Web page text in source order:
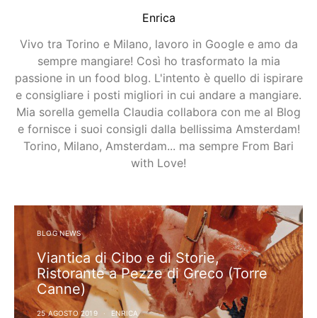
Enrica
Vivo tra Torino e Milano, lavoro in Google e amo da
sempre mangiare! Così ho trasformato la mia
passione in un food blog. L'intento è quello di ispirare
e consigliare i posti migliori in cui andare a mangiare.
Mia sorella gemella Claudia collabora con me al Blog
e fornisce i suoi consigli dalla bellissima Amsterdam!
Torino, Milano, Amsterdam... ma sempre From Bari
with Love!
BLOG NEWS
Viantica di Cibo e di Storie,
Ristorante a Pezze di Greco (Torre
Canne)
25 AGOSTO 2019 ENRICA